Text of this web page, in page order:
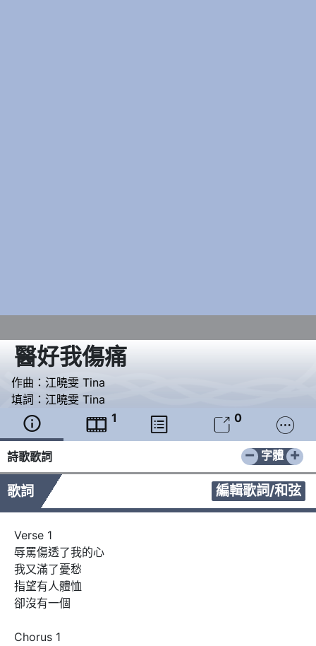
醫好我傷痛
作曲： 江曉雯 Tina
填詞： 江曉雯 Tina
  1   0 
詩歌歌詞 − +
字體
歌詞 編輯歌詞/和弦
Verse 1
辱罵傷透了我的心
我又滿了憂愁
指望有人體恤
卻沒有一個
Chorus 1